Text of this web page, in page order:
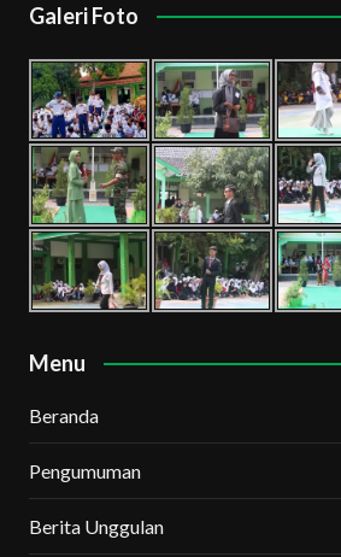
Galeri Foto
Menu
Beranda
Pengumuman
Berita Unggulan